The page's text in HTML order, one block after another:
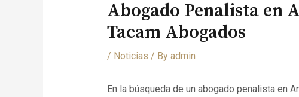
Abogado Penalista en
Tacam Abogados
/ Noticias / By admin
En la búsqueda de un abogado penalista en